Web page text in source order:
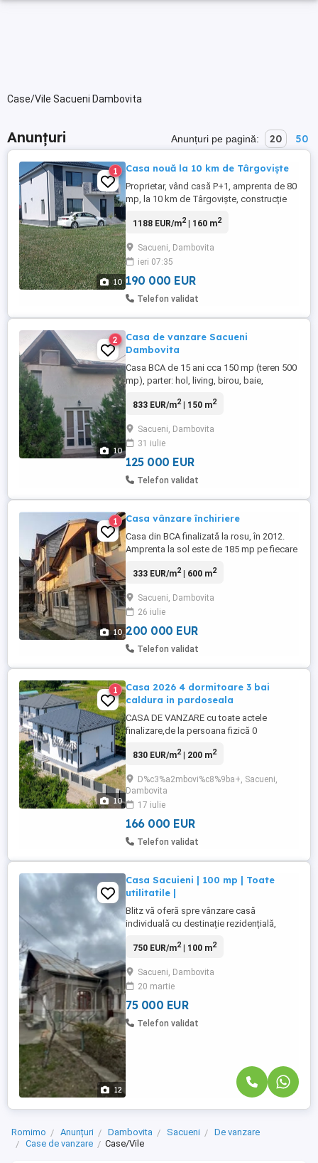
Case/Vile Sacueni Dambovita
Anunțuri Anunțuri pe pagină: 20 50
10
1 Casa nouă la 10 km de Târgoviște
Proprietar, vând casă P+1, amprenta de 80
mp, la 10 km de Târgoviște, construcție
dormitoare, 2 bai, dressing, balcon la unul
și utilată complet, totul nou, neutilizat, cu
toate utilitățile, apa, curent, gaze, internet,
canalizare, ...
1188 EUR/m2| 160 m2
Sacueni, Dambovita
ieri 07:35
190 000 EUR
Telefon validat
10
2
Casa de vanzare Sacueni
Dambovita
Casa BCA de 15 ani cca 150 mp (teren 500
mp), parter: hol, living, birou, baie,
dressing, hol larg. Utilitati: gaze, curent,
fac testele ptr racordare in tot satul anul
viitor, puturile absorbante sunt la gard, la 2
m de ...
833 EUR/m2| 150 m2
Sacueni, Dambovita
31 iulie
125 000 EUR
Telefon validat
10
1 Casa vânzare închiriere
Casa din BCA finalizată la rosu, în 2012.
Amprenta la sol este de 185 mp pe fiecare
exista inca o clădire din caramida, ridicată
reamenajata total in 2015. Locuibile si
mobilate sunt 1 dormitor, 1 living, 1 dining
(zona de ...
333 EUR/m2| 600 m2
Sacueni, Dambovita
26 iulie
200 000 EUR
Telefon validat
10
1
Casa 2026 4 dormitoare 3 bai
caldura in pardoseala
CASA DE VANZARE cu toate actele
finalizare,de la persoana fizică 0
caramida, acoperis lindab, tamplarie
imparțită astfel: PARTER ( Vestibul, baie
mobiltată utilată ,dormitor, bucatarie
mobilată cu fronturi MDF si living ...
830 EUR/m2| 200 m2
D%c3%a2mbovi%c8%9ba+, Sacueni,
Dambovita
17 iulie
166 000 EUR
Telefon validat
12
Casa Sacuieni | 100 mp | Toate
utilitatile |
Blitz vă oferă spre vânzare casă
individuală cu destinație rezidențială,
mp, cu front stradal de 30 ml.
mp Compartimentare: 3 camere, 2
dormitoare, bucătărie Regim de înălțime:
Parter + mansardă Anexe: 2 construcții ...
750 EUR/m2| 100 m2
Sacueni, Dambovita
20 martie
75 000 EUR
Telefon validat
Romimo Anunțuri Dambovita Sacueni
De vanzare
Case de vanzare
Case/Vile